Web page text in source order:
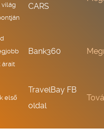
világ
CARS
árait
Bank360
első
TravelBay FB
oldal